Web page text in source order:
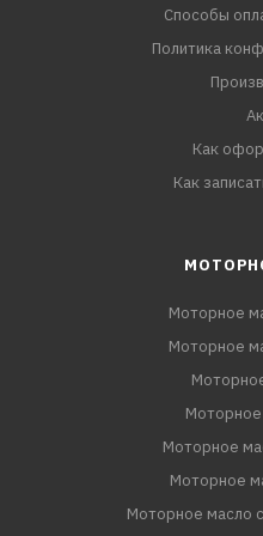
Способы
Политика
Как
Как
Моторное
Моторное
Моторное
Моторное
Моторное
Моторное масло